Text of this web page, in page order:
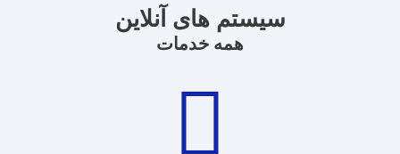
سیستم های آنلاین
همه خدمات